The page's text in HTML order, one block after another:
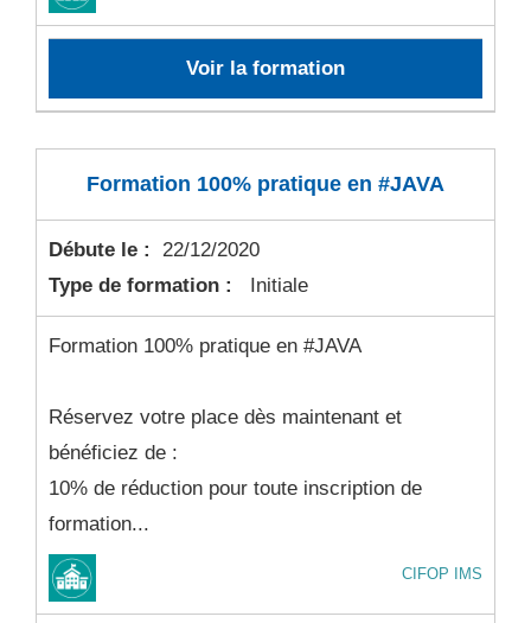
Voir la formation
Formation 100% pratique en #JAVA
Débute le :
22/12/2020
Type de formation :
Initiale
Formation 100% pratique en #JAVA
Réservez votre place dès maintenant et
bénéficiez de :
10% de réduction pour toute inscription de
formation...
CIFOP IMS